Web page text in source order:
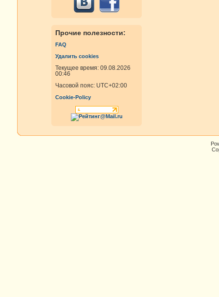
Прочие полезности:
FAQ
Удалить cookies
Текущее время: 09.08.2026
00:46
Часовой пояс: UTC+02:00
Cookie-Policy